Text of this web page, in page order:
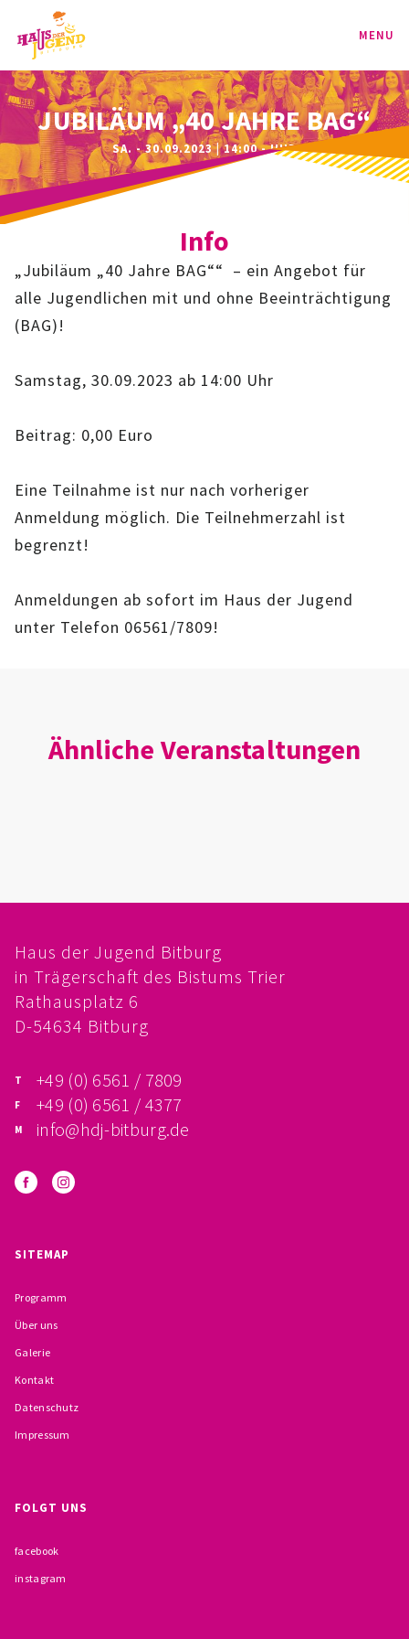
MENU
PROGRAMM
KINDER
JUGEND
BAG
BAG-CLASSIC
GANZTAGSSCHULE
EHRENAMTLICHENARBEIT
EINRICHTUNG
GALERIE
PRÄVENTION
INSTITUTIONELLES SCHUTZKONZEPT
VERHALTENSKODEX FÜR HAUPTAMTLICHE
JUBILÄUM „40 JAHRE BAG“
SA. - 30.09.2023 | 14:00 - UHR
Info
„Jubiläum „40 Jahre BAG““ – ein Angebot für
alle Jugendlichen mit und ohne Beeinträchtigung
(BAG)!
Samstag, 30.09.2023 ab 14:00 Uhr
Beitrag: 0,00 Euro
Eine Teilnahme ist nur nach vorheriger
Anmeldung möglich. Die Teilnehmerzahl ist
begrenzt!
Anmeldungen ab sofort im Haus der Jugend
unter Telefon 06561/7809!
Ähnliche Veranstaltungen
Haus der Jugend Bitburg
in Trägerschaft des Bistums Trier
Rathausplatz 6
D-54634 Bitburg
+49 (0) 6561 / 7809
+49 (0) 6561 / 4377
info@hdj-bitburg.de
SITEMAP
Programm
Über uns
Galerie
Kontakt
Datenschutz
Impressum
FOLGT UNS
facebook
instagram